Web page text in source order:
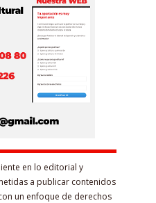
en lo editorial y
a publicar contenidos
un enfoque de derechos